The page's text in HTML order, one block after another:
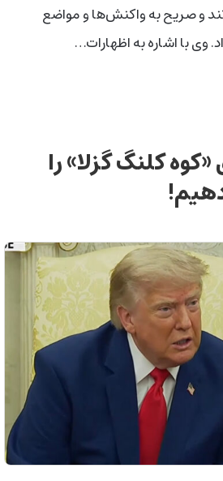
و صریح به واکنش‌ها و مواضع
وی با اشاره به اظهارات…
کلنگ گزلا» را